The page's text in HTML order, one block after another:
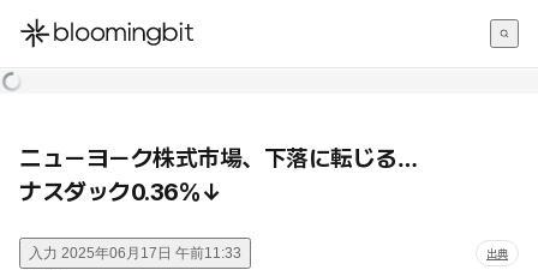
한국어
ニューヨーク株式市場、下落に転じる…
ナスダック0.36％↓
入力 2025年06月17日 午前11:33 出典